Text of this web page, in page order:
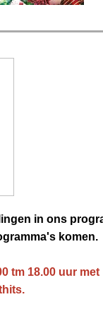
in ons
komen.
tm 18.00 uur met